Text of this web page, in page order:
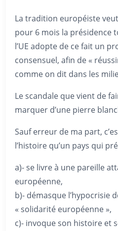
La tradition européiste
pour 6 mois la présidence
l’UE adopte de ce fait un
consensuel, afin de «
comme on dit dans les
Le scandale que vient de
marquer d’une pierre
Sauf erreur de ma part,
l’histoire qu’un pays qui
a)- se livre à une pareille
européenne,
b)- démasque l’hypocrisie
« solidarité européenne »,
c)- invoque son histoire et